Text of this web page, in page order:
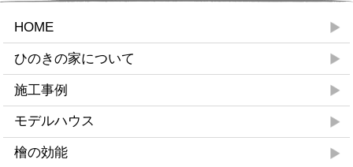
HOME
ひのきの家について
施工事例
モデルハウス
檜の効能